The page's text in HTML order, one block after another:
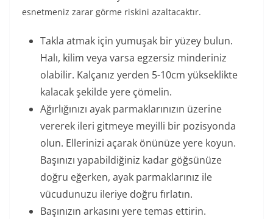
esnetmeniz zarar görme riskini azaltacaktır.
Takla atmak için yumuşak bir yüzey bulun.
Halı, kilim veya varsa egzersiz minderiniz
olabilir. Kalçanız yerden 5-10cm yükseklikte
kalacak şekilde yere çömelin.
Ağırlığınızı ayak parmaklarınızın üzerine
vererek ileri gitmeye meyilli bir pozisyonda
olun. Ellerinizi açarak önünüze yere koyun.
Başınızı yapabildiğiniz kadar göğsünüze
doğru eğerken, ayak parmaklarınız ile
vücudunuzu ileriye doğru fırlatın.
Başınızın arkasını yere temas ettirin.